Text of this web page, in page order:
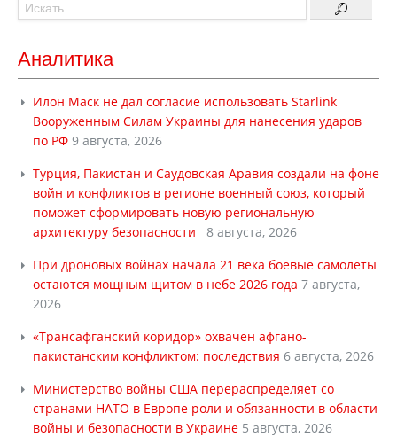
Аналитика
Илон Маск не дал согласие использовать Starlink
Вооруженным Силам Украины для нанесения ударов
по РФ 9 августа, 2026
Турция, Пакистан и Саудовская Аравия создали на фоне
войн и конфликтов в регионе военный союз, который
поможет сформировать новую региональную
архитектуру безопасности
8 августа, 2026
При дроновых войнах начала 21 века боевые самолеты
остаются мощным щитом в небе 2026 года 7 августа,
2026
«Трансафганский коридор» охвачен афгано-
пакистанским конфликтом: последствия 6 августа, 2026
Министерство войны США перераспределяет со
странами НАТО в Европе роли и обязанности в области
войны и безопасности в Украине 5 августа, 2026